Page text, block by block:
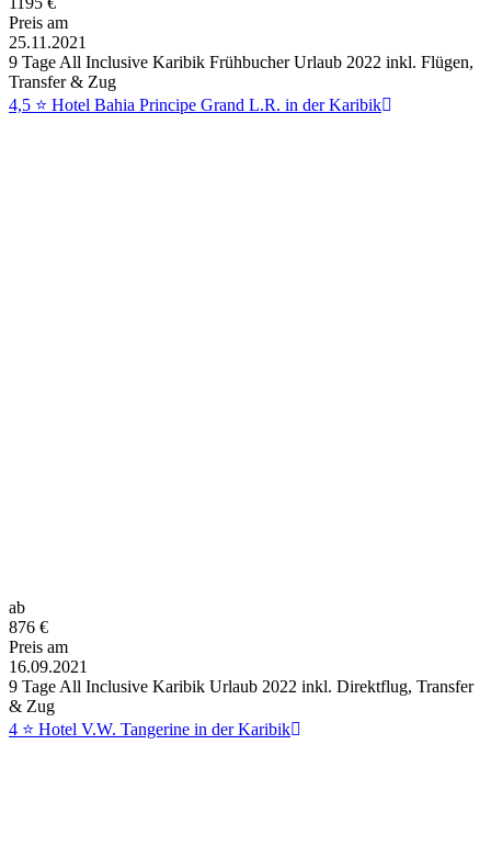
Preis am
25.11.2021
9 Tage All Inclusive Karibik Frühbucher Urlaub 2022 inkl. Flügen,
Transfer & Zug
4,5 ⭐ Hotel Bahia Principe Grand L.R. in der Karibik
ab
876 €
Preis am
16.09.2021
9 Tage All Inclusive Karibik Urlaub 2022 inkl. Direktflug, Transfer
& Zug
4 ⭐ Hotel V.W. Tangerine in der Karibik